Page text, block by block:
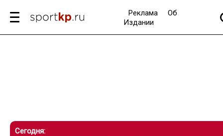
Реклама
Об
Издании
Сегодня: